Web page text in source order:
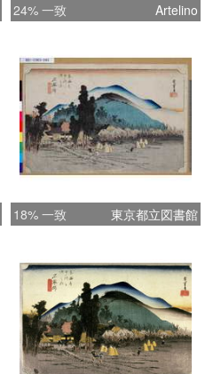
24% 一致 Artelino
18% 一致 東京都立図書館